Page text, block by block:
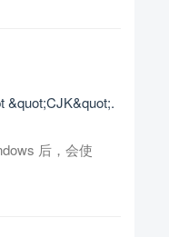
&quot;CJK&quot;.
后，会使